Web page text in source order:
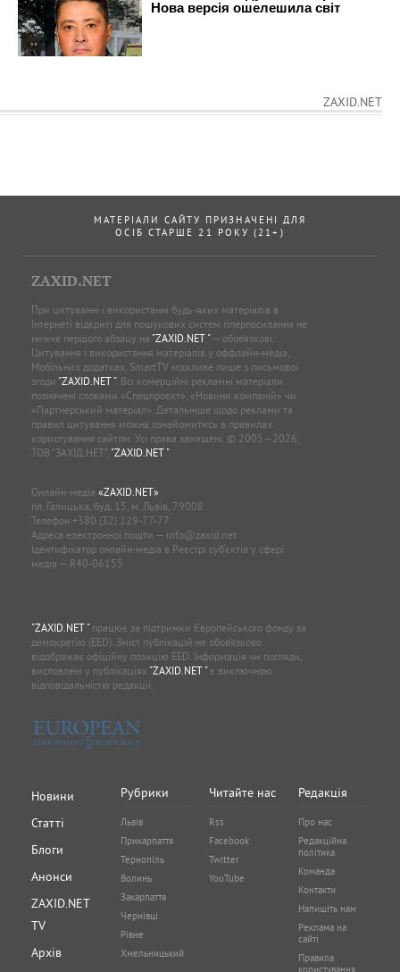
ZAXID.NET
МАТЕРІАЛИ САЙТУ ПРИЗНАЧЕНІ ДЛЯ
ОСІБ СТАРШЕ 21 РОКУ (21+)
ZAXID.NET
При цитуванні і використанні будь-яких матеріалів в
Інтернеті відкриті для пошукових систем гіперпосилання не
нижче першого абзацу на "ZAXID.NET "— обов’язкові.
Цитування і використання матеріалів у оффлайн-медіа,
Мобільних додатках, SmartTV можливе лише з письмової
згоди "ZAXID.NET ". Всі комерційні рекламні матеріали
позначені словами «Спецпроєкт», «Новини компаній» чи
«Партнерський матеріал». Детальніше щодо реклами та
правил цитування можна ознайомитись в правилах
користування сайтом. Усі права захищені. © 2005—2026,
ТОВ “ЗАХІД.НЕТ”, "ZAXID.NET ".
Онлайн-медіа «ZAXID.NET»
пл. Галицька, буд. 15, м. Львів, 79008
Телефон +380 (32) 229-77-77
Адреса електронної пошти — info@zaxid.net
Ідентифікатор онлайн-медіа в Реєстрі суб'єктів у сфері
медіа — R40-06155
"ZAXID.NET "працює за підтримки Європейського фонду за
демократію (EED). Зміст публікацій не обов’язково
відображає офіційну позицію EED. Інформація чи погляди,
висловлені у публікаціях "ZAXID.NET "є виключною
відповідальністю редакції.
Новини
Статті
Блоги
Анонси
ZAXID.NET
TV
Архів
Рубрики
Львів
Прикарпаття
Тернопіль
Волинь
Закарпаття
Чернівці
Рівне
Хмельницький
Читайте нас
Rss
Facebook
Twitter
YouTube
Редакція
Про нас
Редакційна
політика
Команда
Контакти
Напишіть нам
Реклама на
сайті
Правила